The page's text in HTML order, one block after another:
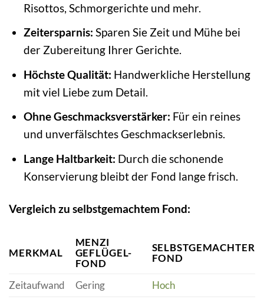
Risottos, Schmorgerichte und mehr.
Zeitersparnis: Sparen Sie Zeit und Mühe bei
der Zubereitung Ihrer Gerichte.
Höchste Qualität: Handwerkliche Herstellung
mit viel Liebe zum Detail.
Ohne Geschmacksverstärker: Für ein reines
und unverfälschtes Geschmackserlebnis.
Lange Haltbarkeit: Durch die schonende
Konservierung bleibt der Fond lange frisch.
Vergleich zu selbstgemachtem Fond:
MERKMAL
MENZI
GEFLÜGEL-
FOND
SELBSTGEMACHTER
FOND
Zeitaufwand Gering Hoch